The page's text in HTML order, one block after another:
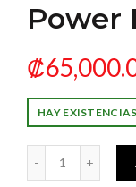
Power
₡
HAY EXISTENCIAS
Husky Power